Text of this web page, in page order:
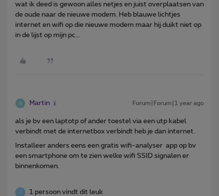
wat ik deed is gewoon alles netjes en juist overplaatsen van
de oude naar de nieuwe modem. Heb blauwe lichtjes
internet en wifi op die nieuwe modem maar hij duikt niet op
in de lijst op mijn pc...
Martin Forum|Forum|1 year ago
als je bv een laptotp of ander toestel via een utp kabel
verbindt met de internetbox verbindt heb je dan internet.
Installeer anders eens een gratis wifi-analyser app op bv
een smartphone om te zien welke wifi SSID signalen er
binnenkomen.
J 1 persoon vindt dit leuk